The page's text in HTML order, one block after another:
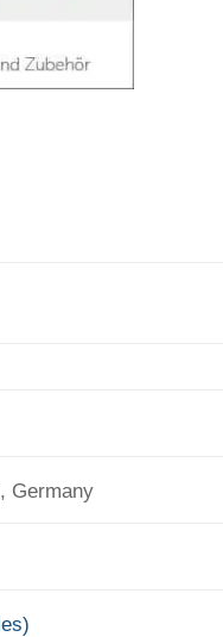
Germany